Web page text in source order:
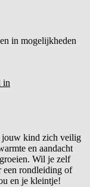
in mogelijkheden
in
jouw kind zich veilig
en aandacht
Wil je zelf
een rondleiding of
en je kleintje!